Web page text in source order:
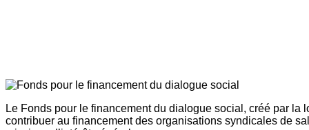
Le Fonds pour le financement du dialogue social, créé par la
contribuer au financement des organisations syndicales de